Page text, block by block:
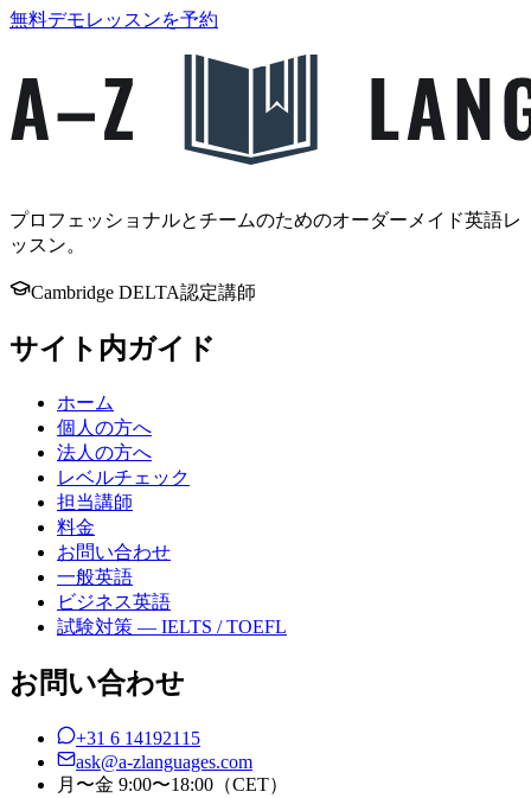
無料デモレッスンを予約
プロフェッショナルとチームのためのオーダーメイド英語レ
ッスン。
Cambridge DELTA認定講師
サイト内ガイド
ホーム
個人の方へ
法人の方へ
レベルチェック
担当講師
料金
お問い合わせ
一般英語
ビジネス英語
試験対策 — IELTS / TOEFL
お問い合わせ
+31 6 14192115
ask@a-zlanguages.com
月〜金 9:00〜18:00（CET）